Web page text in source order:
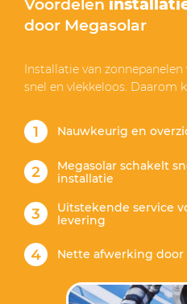
Voordelen
door Megasolar
Installatie van
snel en vlekkeloos. Daarom
Nauwkeurig en
Megasolar schakelt
installatie
Uitstekende service
levering
Nette afwerking